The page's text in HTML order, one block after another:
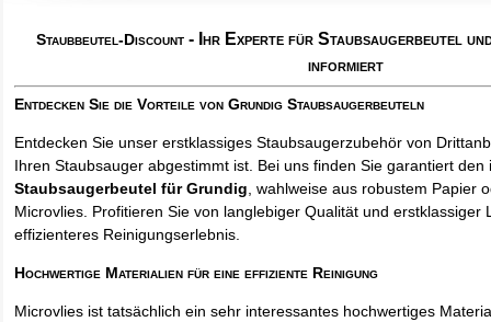
Staubbeutel-Discount - Ihr Experte für Staubsaugerbeutel
informiert
Entdecken Sie die Vorteile von Grundig Staubsaugerbeuteln
Entdecken Sie unser erstklassiges Staubsaugerzubehör von
Ihren Staubsauger abgestimmt ist. Bei uns finden Sie garantiert den
Staubsaugerbeutel für Grundig, wahlweise aus robustem Papier
Microvlies. Profitieren Sie von langlebiger Qualität und erstklassiger
effizienteres Reinigungserlebnis.
Hochwertige Materialien für eine effiziente Reinigung
Microvlies ist tatsächlich ein sehr interessantes hochwertiges